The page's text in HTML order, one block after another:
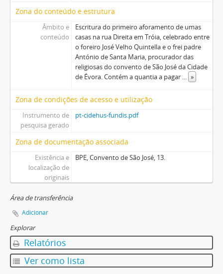
Zona do conteúdo e estrutura
Âmbito e
conteúdo
Escritura do primeiro aforamento de umas
casas na rua Direita em Tróia, celebrado entre
o foreiro José Velho Quintella e o frei padre
António de Santa Maria, procurador das
religiosas do convento de São José da Cidade
de Évora. Contém a quantia a pagar ... »
Zona de condições de acesso e utilização
Instrumento de
pesquisa gerado
pt-cidehus-fundis.pdf
Zona de documentação associada
Existência e
localização de
originais
BPE, Convento de São José, 13.
Área de transferência
Adicionar
Explorar
Relatórios
Ver como lista